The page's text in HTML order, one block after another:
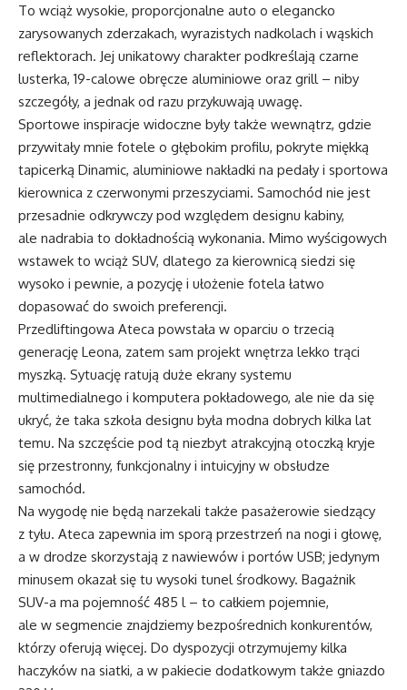
To wciąż wysokie, proporcjonalne auto o elegancko
zarysowanych zderzakach, wyrazistych nadkolach i wąskich
reflektorach. Jej unikatowy charakter podkreślają czarne
lusterka, 19-calowe obręcze aluminiowe oraz grill – niby
szczegóły, a jednak od razu przykuwają uwagę.
Sportowe inspiracje widoczne były także wewnątrz, gdzie
przywitały mnie fotele o głębokim profilu, pokryte miękką
tapicerką Dinamic, aluminiowe nakładki na pedały i sportowa
kierownica z czerwonymi przeszyciami. Samochód nie jest
przesadnie odkrywczy pod względem designu kabiny,
ale nadrabia to dokładnością wykonania. Mimo wyścigowych
wstawek to wciąż SUV, dlatego za kierownicą siedzi się
wysoko i pewnie, a pozycję i ułożenie fotela łatwo
dopasować do swoich preferencji.
Przedliftingowa Ateca powstała w oparciu o trzecią
generację Leona, zatem sam projekt wnętrza lekko trąci
myszką. Sytuację ratują duże ekrany systemu
multimedialnego i komputera pokładowego, ale nie da się
ukryć, że taka szkoła designu była modna dobrych kilka lat
temu. Na szczęście pod tą niezbyt atrakcyjną otoczką kryje
się przestronny, funkcjonalny i intuicyjny w obsłudze
samochód.
Na wygodę nie będą narzekali także pasażerowie siedzący
z tyłu. Ateca zapewnia im sporą przestrzeń na nogi i głowę,
a w drodze skorzystają z nawiewów i portów USB; jedynym
minusem okazał się tu wysoki tunel środkowy. Bagażnik
SUV-a ma pojemność 485 l – to całkiem pojemnie,
ale w segmencie znajdziemy bezpośrednich konkurentów,
którzy oferują więcej. Do dyspozycji otrzymujemy kilka
haczyków na siatki, a w pakiecie dodatkowym także gniazdo